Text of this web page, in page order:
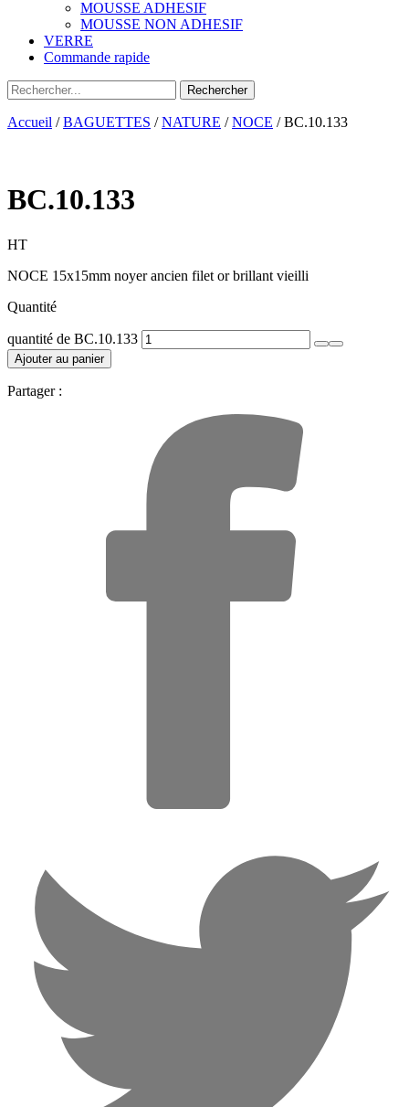
MOUSSE ADHESIF
MOUSSE NON ADHESIF
VERRE
Commande rapide
Accueil /BAGUETTES /NATURE /NOCE / BC.10.133
BC.10.133
HT
NOCE 15x15mm noyer ancien filet or brillant vieilli
Quantité
quantité de BC.10.133
Ajouter au panier
Partager :